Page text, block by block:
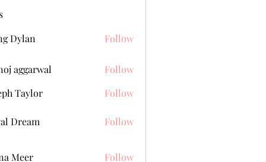
Dylan
Follow
aggarwal
Follow
Taylor
Follow
Dream Follow
Meer
Follow